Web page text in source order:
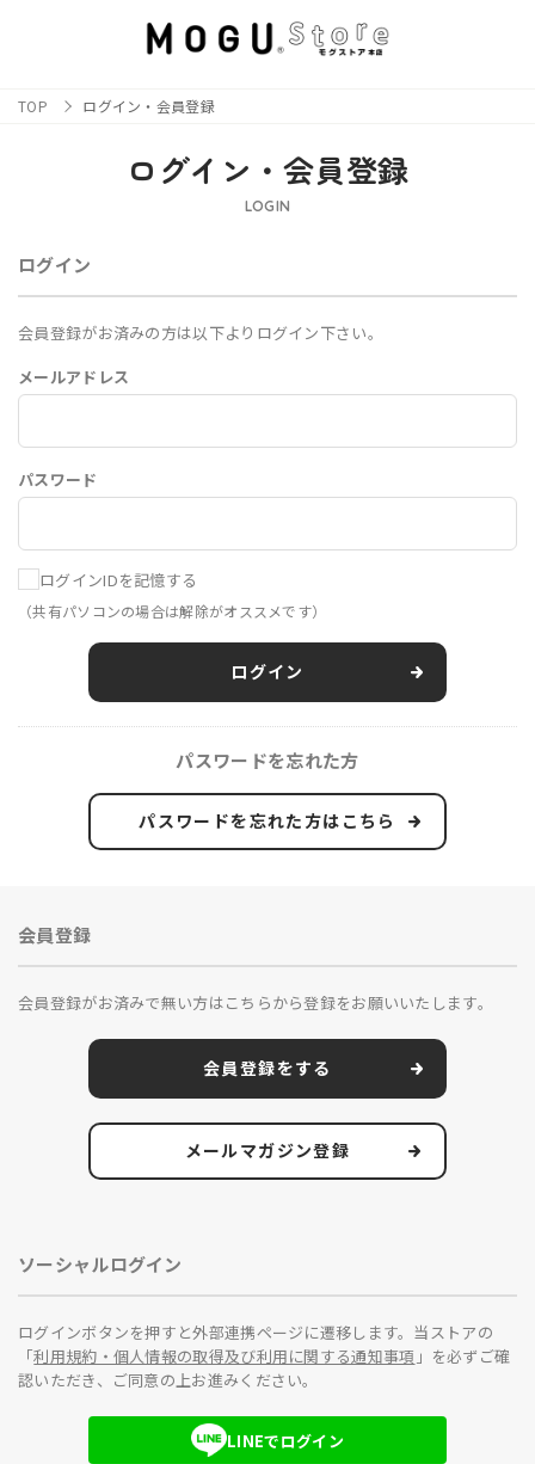
TOP ログイン・会員登録
ログイン・会員登録
LOGIN
ログイン
会員登録がお済みの方は以下よりログイン下さい。
メールアドレス
パスワード
ログインIDを記憶する
（共有パソコンの場合は解除がオススメです）
ログイン
パスワードを忘れた方
パスワードを忘れた方はこちら
会員登録
会員登録がお済みで無い方はこちらから登録をお願いいたします。
会員登録をする
メールマガジン登録
ソーシャルログイン
ログインボタンを押すと外部連携ページに遷移します。当ストアの
「利用規約・個人情報の取得及び利用に関する通知事項 」を必ずご確
認いただき、ご同意の上お進みください。
LINEでログイン